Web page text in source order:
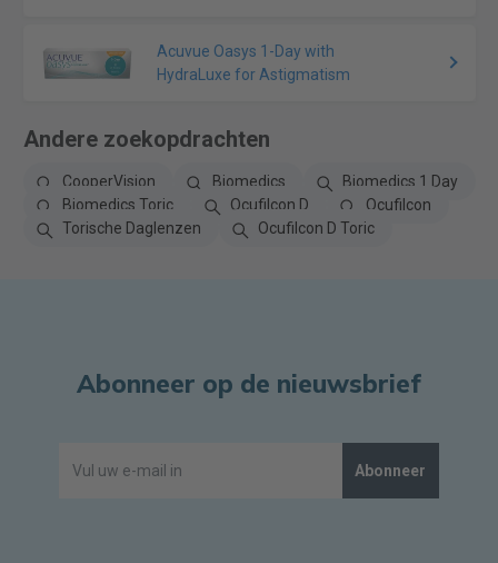
Acuvue Oasys 1-Day with
HydraLuxe for Astigmatism
Andere zoekopdrachten
CooperVision Biomedics
Biomedics 1 Day
Biomedics Toric
Ocufilcon D
Ocufilcon
Torische Daglenzen
Ocufilcon D Toric
Abonneer op de nieuwsbrief
Abonneer